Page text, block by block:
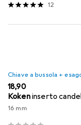
12
Chiave a bussola +
EUR
18,90
Kokeninserto
16 mm